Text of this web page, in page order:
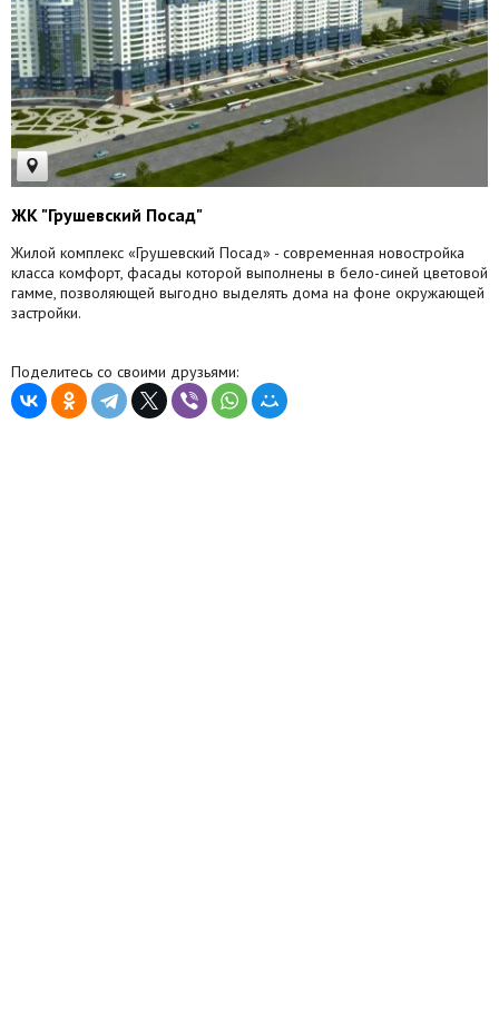
ЖК "Грушевский Посад"
Жилой комплекс «Грушевский Посад» - современная новостройка
класса комфорт, фасады которой выполнены в бело-синей цветовой
гамме, позволяющей выгодно выделять дома на фоне окружающей
застройки.
Поделитесь со своими друзьями: